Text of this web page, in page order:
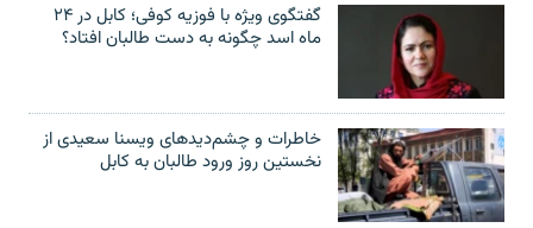
گفتگوی ویژه با فوزیه کوفی؛ کابل در ۲۴
ماه اسد چگونه به دست طالبان افتاد؟
خاطرات و چشم‌دید‌های ویسنا سعیدی از
نخستین روز ورود طالبان به کابل